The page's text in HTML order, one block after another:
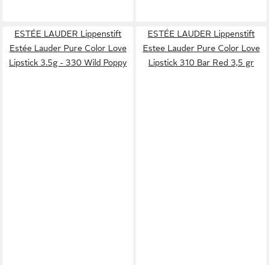
ESTÉE LAUDER Lippenstift
Estée Lauder Pure Color Love
Lipstick 3.5g - 330 Wild Poppy
ESTÉE LAUDER Lippenstift
Estee Lauder Pure Color Love
Lipstick 310 Bar Red 3,5 gr